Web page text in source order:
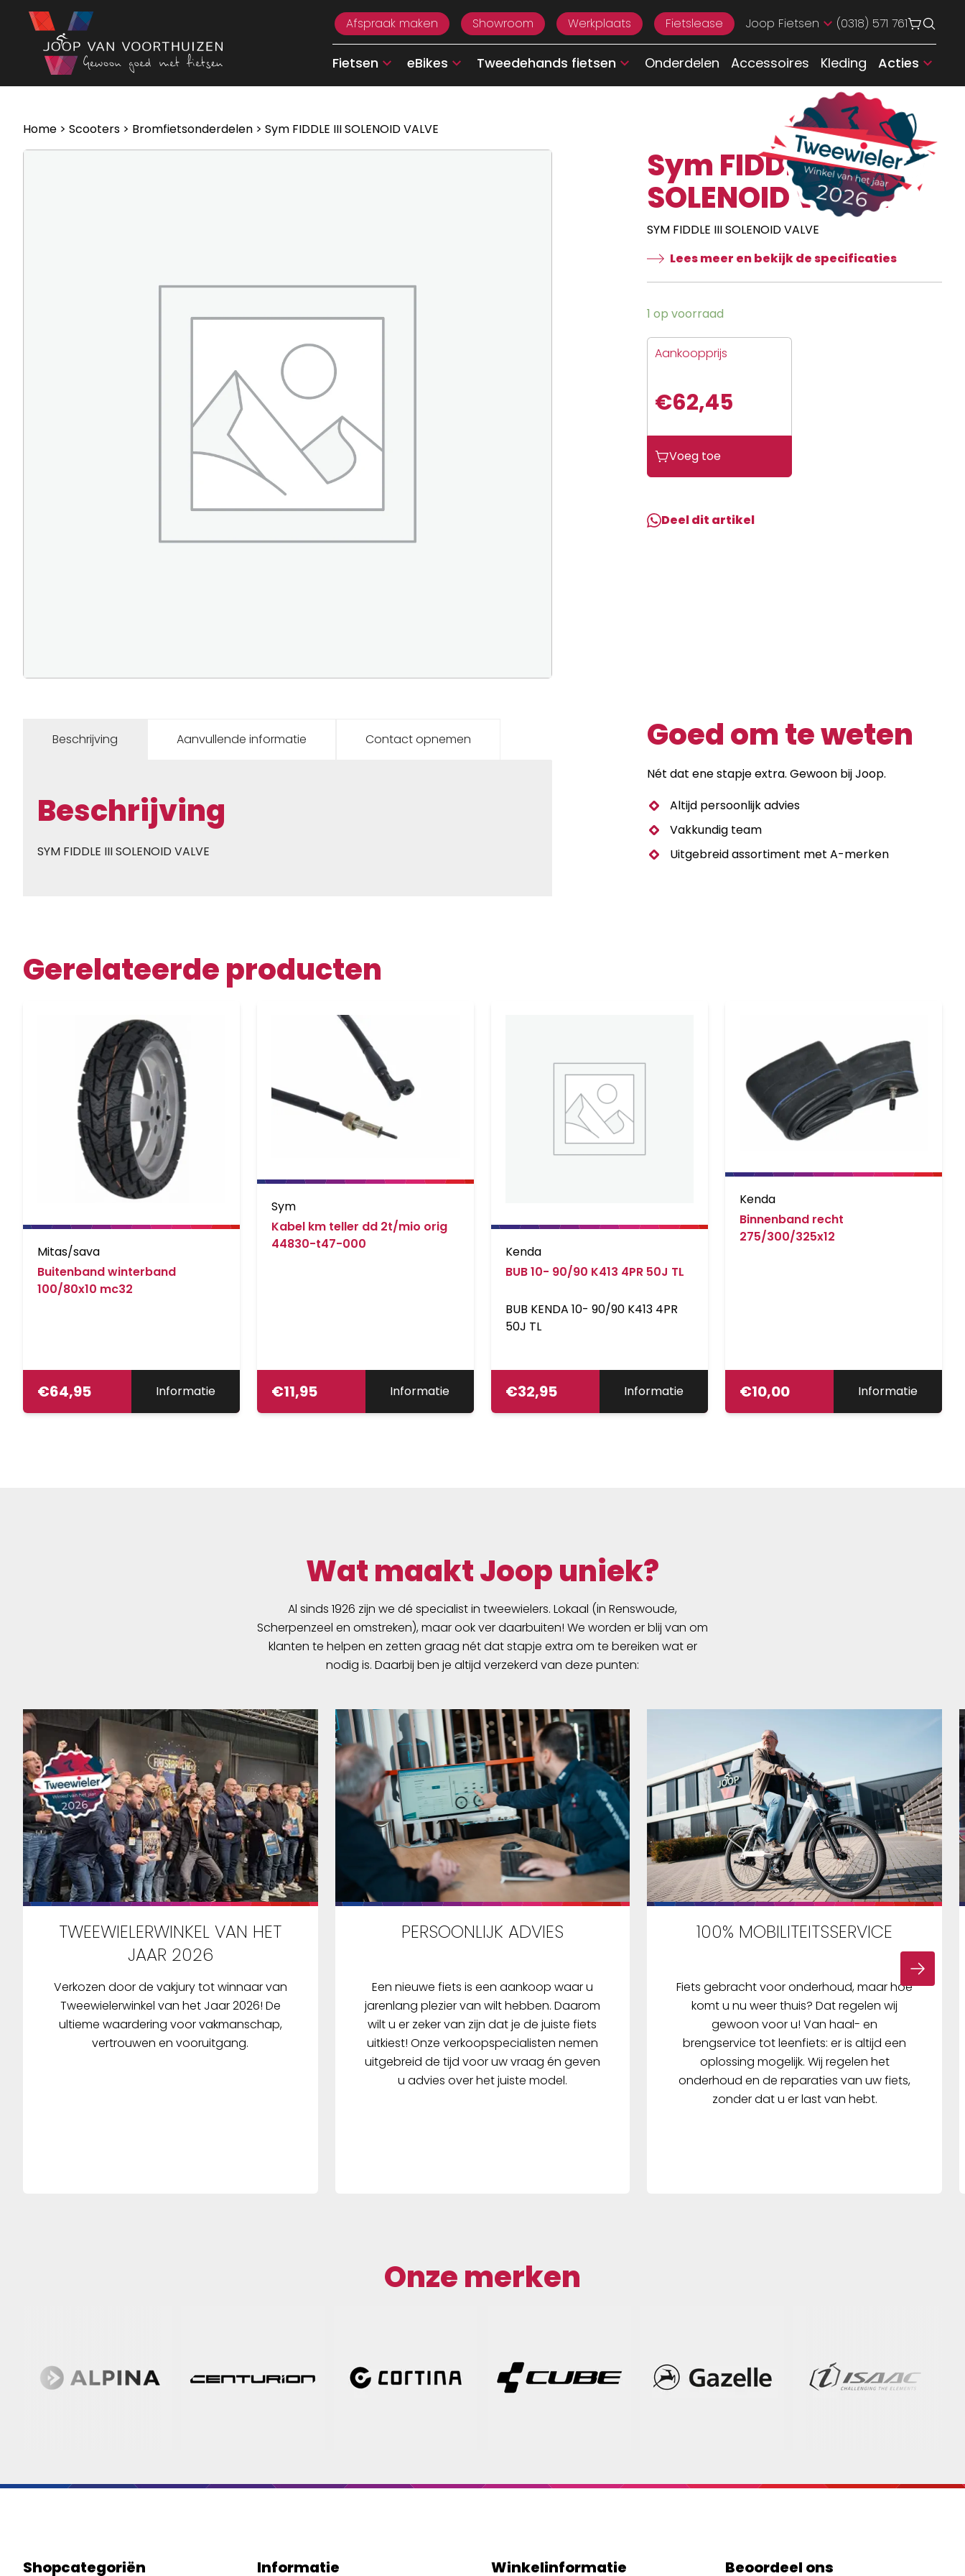
Ga naar de inhoud
Afspraak maken
Showroom Werkplaats Fietslease Joop Fietsen (0318) 571 761
Fietsen eBikes Tweedehands fietsen Onderdelen Accessoires Kleding Acties
Home > Scooters > Bromfietsonderdelen > Sym FIDDLE III SOLENOID VALVE
Sym FIDDLE III
SOLENOID VALVE
SYM FIDDLE III SOLENOID VALVE
Lees meer en bekijk de specificaties
1 op voorraad
Aankoopprijs
€62,45
FIDDLE
III
VALVE
aantal
Voeg toe
Deel dit artikel
Beschrijving Aanvullende informatie Contact opnemen
Beschrijving
SYM FIDDLE III SOLENOID VALVE
Goed om te weten
Nét dat ene stapje extra. Gewoon bij Joop.
Altijd persoonlijk advies
Vakkundig team
Uitgebreid assortiment met A-merken
Gerelateerde producten
Mitas/sava
Buitenband winterband
100/80x10 mc32
€64,95 Informatie
Sym
Kabel km teller dd 2t/mio orig
44830-t47-000
€11,95 Informatie
Kenda
BUB 10- 90/90 K413 4PR 50J TL
BUB KENDA 10- 90/90 K413 4PR
50J TL
€32,95 Informatie
Kenda
Binnenband recht
275/300/325x12
€10,00 Informatie
Wat maakt Joop uniek?
Al sinds 1926 zijn we dé specialist in tweewielers. Lokaal (in Renswoude,
Scherpenzeel en omstreken), maar ook ver daarbuiten! We worden er blij van om
klanten te helpen en zetten graag nét dat stapje extra om te bereiken wat er
nodig is. Daarbij ben je altijd verzekerd van deze punten:
TWEEWIELERWINKEL VAN HET
JAAR 2026
Verkozen door de vakjury tot winnaar van
Tweewielerwinkel van het Jaar 2026! De
ultieme waardering voor vakmanschap,
vertrouwen en vooruitgang.
PERSOONLIJK ADVIES
Een nieuwe fiets is een aankoop waar u
jarenlang plezier van wilt hebben. Daarom
wilt u er zeker van zijn dat je de juiste fiets
uitkiest! Onze verkoopspecialisten nemen
uitgebreid de tijd voor uw vraag én geven
u advies over het juiste model.
100% MOBILITEITSSERVICE
Fiets gebracht voor onderhoud, maar hoe
komt u nu weer thuis? Dat regelen wij
gewoon voor u! Van haal- en
brengservice tot leenfiets: er is altijd een
oplossing mogelijk. Wij regelen het
onderhoud en de reparaties van uw fiets,
zonder dat u er last van hebt.
Onze merken
Shopcategoriën Informatie Winkelinformatie Beoordeel ons